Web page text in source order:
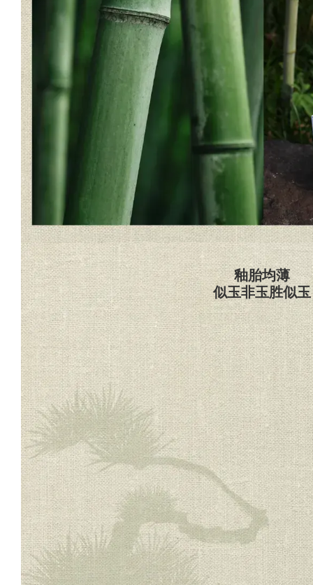
釉胎均薄
似玉非玉胜似玉